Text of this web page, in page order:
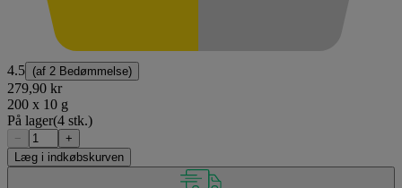
4.5 (af 2 Bedømmelse)
279,90 kr
200 x 10 g
På lager(4 stk.)
−
+
Læg i indkøbskurven